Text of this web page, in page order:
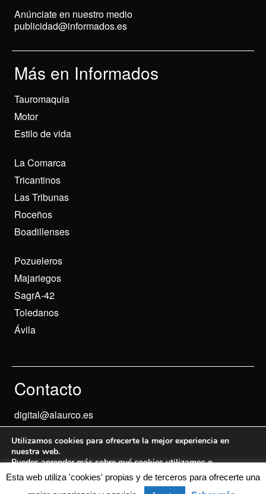
Anúnciate en nuestro medio
publicidad@informados.es
Más en Informados
Tauromaquia
Motor
Estilo de vida
La Comarca
Tricantinos
Las Tribunas
Roceños
Boadillenses
Pozueleros
Majariegos
SagrA-42
Toledanos
Ávila
Contacto
digital@alaurco.es
© 2024 Informados Aviso Legal
Esta web utiliza 'cookies' propias y de terceros para ofrecerte una
Utilizamos cookies para ofrecerte la mejor experiencia en
nuestra web.
Puedes aprender más sobre qué cookies utilizamos o
desactivarlas en losajustes.